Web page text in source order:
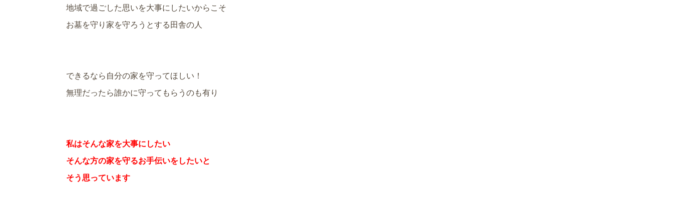
地域で過ごした思いを大事にしたいからこそ
お墓を守り家を守ろうとする田舎の人
できるなら自分の家を守ってほしい！
無理だったら誰かに守ってもらうのも有り
私はそんな家を大事にしたい
そんな方の家を守るお手伝いをしたいと
そう思っています